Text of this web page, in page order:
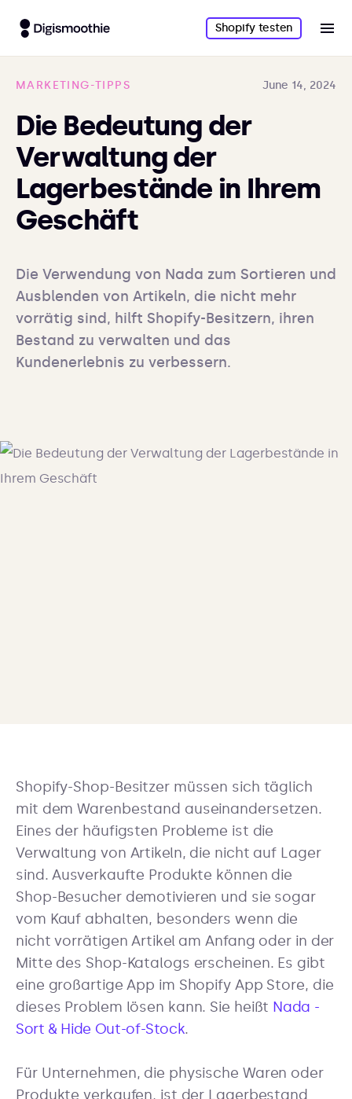
Shopify testen
MARKETING-TIPPS June 14, 2024
Die Bedeutung der
Verwaltung der
Lagerbestände in Ihrem
Geschäft
Die Verwendung von Nada zum Sortieren und
Ausblenden von Artikeln, die nicht mehr
vorrätig sind, hilft Shopify-Besitzern, ihren
Bestand zu verwalten und das
Kundenerlebnis zu verbessern.
Shopify-Shop-Besitzer müssen sich täglich
mit dem Warenbestand auseinandersetzen.
Eines der häufigsten Probleme ist die
Verwaltung von Artikeln, die nicht auf Lager
sind. Ausverkaufte Produkte können die
Shop-Besucher demotivieren und sie sogar
vom Kauf abhalten, besonders wenn die
nicht vorrätigen Artikel am Anfang oder in der
Mitte des Shop-Katalogs erscheinen. Es gibt
eine großartige App im Shopify App Store, die
dieses Problem lösen kann. Sie heißt Nada -
Sort & Hide Out-of-Stock.
Für Unternehmen, die physische Waren oder
Produkte verkaufen, ist der Lagerbestand